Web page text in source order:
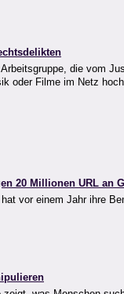
die vom
oder Filme im Netz
20 Millionen URL an
vor einem Jahr ihre